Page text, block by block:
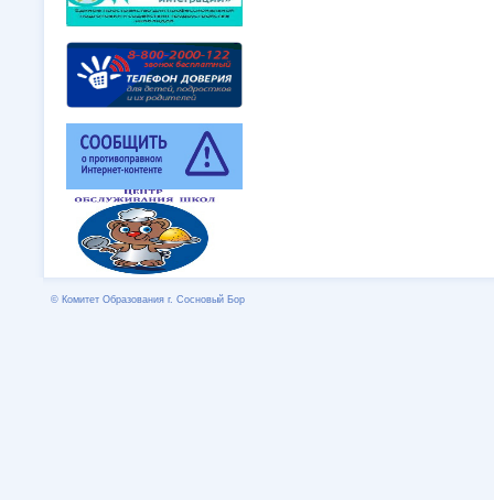
© Комитет Образования г. Сосновый Бор